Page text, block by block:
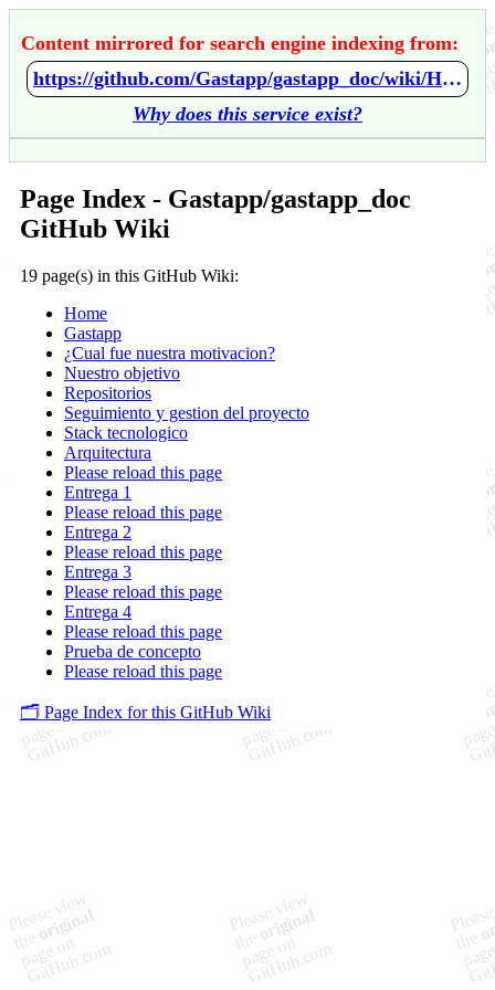
Content mirrored for search engine indexing from:
https://github.com/Gastapp/gastapp_doc/wiki/Home
Why does this service exist?
Page Index - Gastapp/gastapp_doc
GitHub Wiki
19 page(s) in this GitHub Wiki:
Home
Gastapp
¿Cual fue nuestra motivacion?
Nuestro objetivo
Repositorios
Seguimiento y gestion del proyecto
Stack tecnologico
Arquitectura
Please reload this page
Entrega 1
Please reload this page
Entrega 2
Please reload this page
Entrega 3
Please reload this page
Entrega 4
Please reload this page
Prueba de concepto
Please reload this page
🗂️ Page Index for this GitHub Wiki